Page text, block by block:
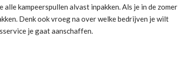
kampeerspullen alvast inpakken. Als je in de zomer
Denk ook vroeg na over welke bedrijven je wilt
je gaat aanschaffen.